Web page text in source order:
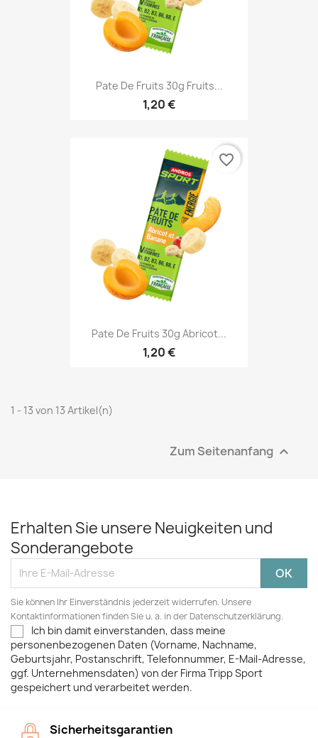
Pate De Fruits 30g Fruits...
1,20 €
Pate De Fruits 30g Abricot...
1,20 €
favorite_border
1 - 13 von 13 Artikel(n)
Zum Seitenanfang 
Erhalten Sie unsere Neuigkeiten und
Sonderangebote
Sie können Ihr Einverständnis jederzeit widerrufen. Unsere
Kontaktinformationen finden Sie u. a. in der Datenschutzerklärung.
Ich bin damit einverstanden, dass meine
personenbezogenen Daten (Vorname, Nachname,
Geburtsjahr, Postanschrift, Telefonnummer, E-Mail-Adresse,
ggf. Unternehmensdaten) von der Firma Tripp Sport
gespeichert und verarbeitet werden.
Sicherheitsgarantien